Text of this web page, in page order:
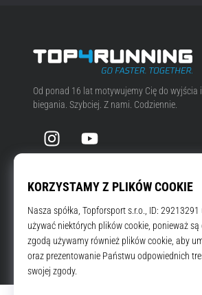
Top4Running.pl
Od ponad 16 lat motywujemy Cię do wyjścia i
biegania. Szybciej. Z nami. Codziennie.
InstagramYouTube